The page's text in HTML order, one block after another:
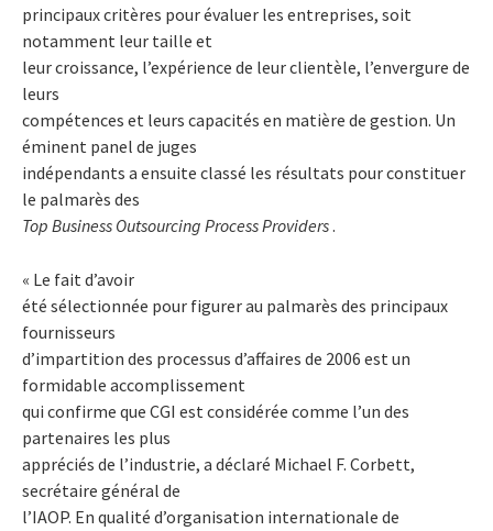
principaux critères pour évaluer les entreprises, soit
notamment leur taille et
leur croissance, l’expérience de leur clientèle, l’envergure de
leurs
compétences et leurs capacités en matière de gestion. Un
éminent panel de juges
indépendants a ensuite classé les résultats pour constituer
le palmarès des
Top Business Outsourcing Process Providers.
« Le fait d’avoir
été sélectionnée pour figurer au palmarès des principaux
fournisseurs
d’impartition des processus d’affaires de 2006 est un
formidable accomplissement
qui confirme que CGI est considérée comme l’un des
partenaires les plus
appréciés de l’industrie, a déclaré Michael F. Corbett,
secrétaire général de
l’IAOP. En qualité d’organisation internationale de